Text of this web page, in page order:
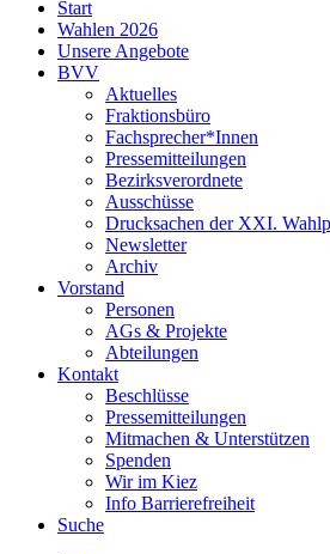
Neukölln
Start
Wahlen 2026
Unsere Angebote
BVV
Aktuelles
Fraktionsbüro
Fachsprecher*Innen
Pressemitteilungen
Bezirksverordnete
Ausschüsse
Drucksachen der XXI.
Newsletter
Archiv
Vorstand
Personen
AGs & Projekte
Abteilungen
Kontakt
Beschlüsse
Pressemitteilungen
Mitmachen & Unterstützen
Spenden
Wir im Kiez
Info Barrierefreiheit
Suche